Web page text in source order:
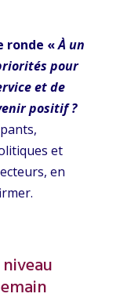
ronde «À un
pour
et de
positif ?
et
en